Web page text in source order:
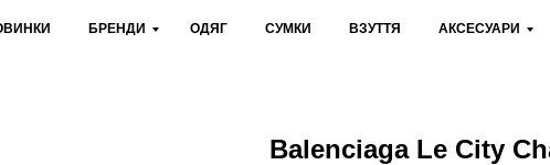
БРЕНДИ ОДЯГ СУМКИ ВЗУТТЯ АКСЕСУАРИ
Balenciaga Le City